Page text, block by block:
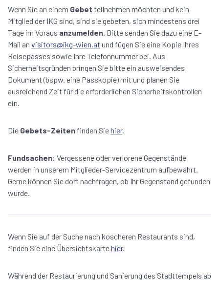
Wenn Sie an einem Gebet teilnehmen möchten und kein
Mitglied der IKG sind, sind sie gebeten, sich mindestens drei
Tage im Voraus anzumelden. Bitte senden Sie dazu eine E-
Mail an visitors@ikg-wien.at und fügen Sie eine Kopie Ihres
Reisepasses sowie Ihre Telefonnummer bei. Aus
Sicherheitsgründen bringen Sie bitte ein ausweisendes
Dokument (bspw. eine Passkopie) mit und planen Sie
ausreichend Zeit für die erforderlichen Sicherheitskontrollen
ein.
Die Gebets-Zeiten finden Siehier.
Fundsachen: Vergessene oder verlorene Gegenstände
werden in unserem Mitglieder-Servicezentrum aufbewahrt.
Gerne können Sie dort nachfragen, ob Ihr Gegenstand gefunden
wurde.
Wenn Sie auf der Suche nach koscheren Restaurants sind,
finden Sie eine Übersichtskartehier.
Während der Restaurierung und Sanierung des Stadttempels ab